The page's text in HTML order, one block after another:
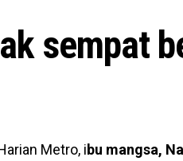
sempat
Metro, ibu mangsa,